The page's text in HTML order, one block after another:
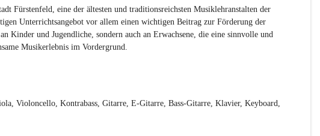
Fürstenfeld, eine der ältesten und traditionsreichsten Musiklehranstalten der
Unterrichtsangebot vor allem einen wichtigen Beitrag zur Förderung der
Kinder und Jugendliche, sondern auch an Erwachsene, die eine sinnvolle und
Musikerlebnis im Vordergrund.
Violoncello, Kontrabass, Gitarre, E-Gitarre, Bass-Gitarre, Klavier, Keyboard,